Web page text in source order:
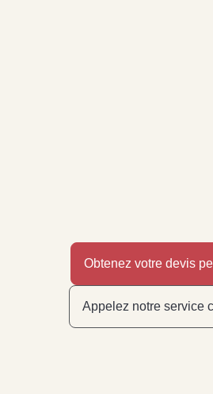
Obtenez votre devis
Appelez notre service